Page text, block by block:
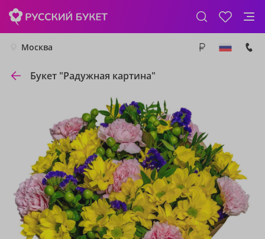
Москва
Букет "Радужная картина"